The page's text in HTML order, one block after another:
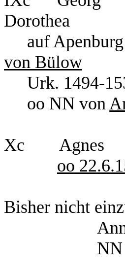
auf
von Bülow
Urk.
oo NN von
Xc Agnes
oo
Bisher nicht